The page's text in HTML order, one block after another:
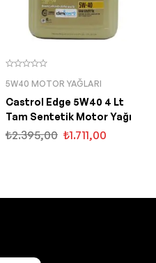
5W40 MOTOR YAĞLARI
Castrol Edge 5W40 4 Lt
Tam Sentetik Motor Yağı
₺2.395,00 ₺1.711,00